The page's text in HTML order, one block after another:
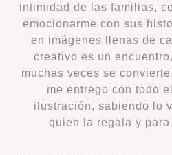
intimidad de las familias,
emocionarme con sus
en imágenes llenas de
creativo es un
muchas veces se
me entrego con todo
ilustración, sabiendo lo
quien la regala y